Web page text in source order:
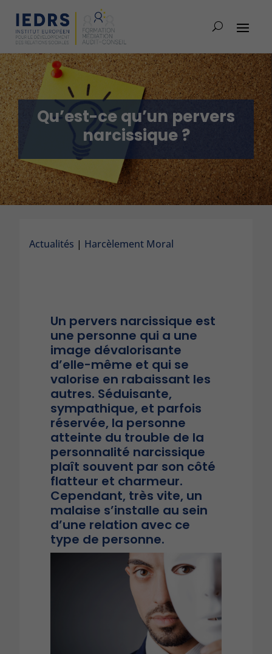
Qu’est-ce qu’un pervers
narcissique ?
Actualités | Harcèlement Moral
Un pervers narcissique est
une personne qui a une
image dévalorisante
d’elle-même et qui se
valorise en rabaissant les
autres. Séduisante,
sympathique, et parfois
réservée, la personne
atteinte du trouble de la
personnalité narcissique
plaît souvent par son côté
flatteur et charmeur.
Cependant, très vite, un
malaise s’installe au sein
d’une relation avec ce
type de personne.